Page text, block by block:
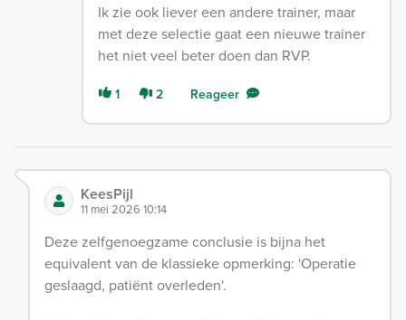
Ik zie ook liever een andere trainer, maar
met deze selectie gaat een nieuwe trainer
het niet veel beter doen dan RVP.
1 2 Reageer
KeesPijl
11 mei 2026 10:14
Deze zelfgenoegzame conclusie is bijna het
equivalent van de klassieke opmerking: 'Operatie
geslaagd, patiënt overleden'.